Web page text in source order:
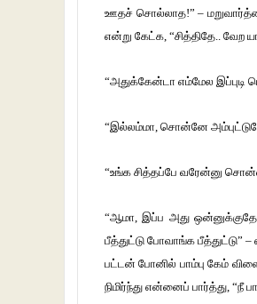
ஊதச் சொல்லாத!” –
என்று கேட்க, “சித்திதே.. வேற
“அதுக்கேன்டா எம்மேல இப்புடி
“இல்லம்மா, சொன்னே
“உங்க சித்தப்பே வரேன்னு
“ஆமா, இப்ப அது
பீத்துட்டு போவாங்க பீத்துட்டு”
பட்டன் போனில் பாம்பு கேம்
நிமிர்ந்து என்னைப் பார்த்து,